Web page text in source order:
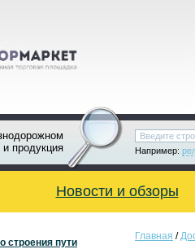
продукция
Например:
Новости и обзоры
Главная /
строения пути